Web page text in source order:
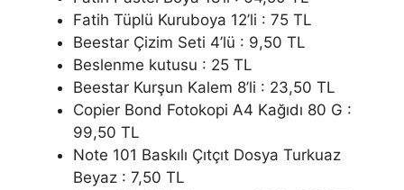
Fatih Tüplü Kuruboya 12’li : 75 TL
Beestar Çizim Seti 4’lü : 9,50 TL
Beslenme kutusu : 25 TL
Beestar Kurşun Kalem 8’li : 23,50 TL
Copier Bond Fotokopi A4 Kağıdı 80 G :
99,50 TL
Note 101 Baskılı Çıtçıt Dosya Turkuaz
Beyaz : 7,50 TL